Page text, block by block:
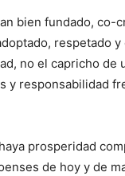
bien fundado, co-
respetado
no el capricho de
y responsabilidad
prosperidad
de hoy y de